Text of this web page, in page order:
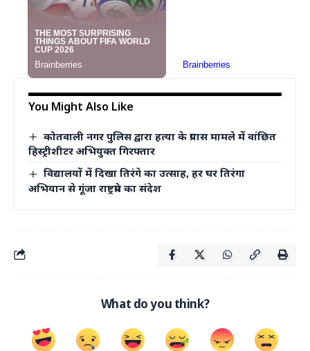
You Might Also Like
कोतवाली नगर पुलिस द्वारा हत्या के प्रयास मामले में वांछित
हिस्ट्रीशीटर अभियुक्त गिरफ्तार
विद्यालयों में दिखा तिरंगे का उत्साह, हर घर तिरंगा
अभियान से गूंजा राष्ट्रप्रेम का संदेश
What do you think?